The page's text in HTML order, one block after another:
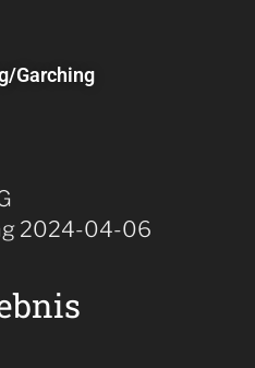
Garching
2024-04-06